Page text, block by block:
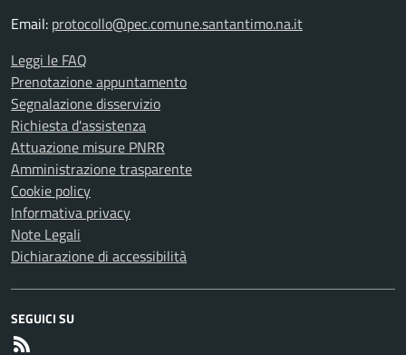
Email: protocollo@pec.comune.santantimo.na.it
Leggi le FAQ
Prenotazione appuntamento
Segnalazione disservizio
Richiesta d'assistenza
Attuazione misure PNRR
Amministrazione trasparente
Cookie policy
Informativa privacy
Note Legali
Dichiarazione di accessibilità
SEGUICI SU